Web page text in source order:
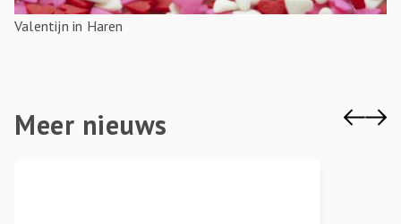
Valentijn in Haren
Meer nieuws